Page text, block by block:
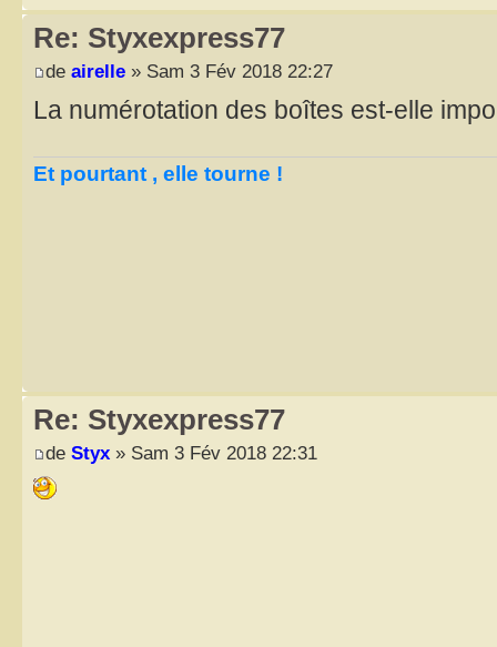
Re: Styxexpress77
de airelle » Sam 3 Fév 2018 22:27
La numérotation des boîtes est-elle
Et pourtant , elle tourne !
Re: Styxexpress77
de Styx » Sam 3 Fév 2018 22:31